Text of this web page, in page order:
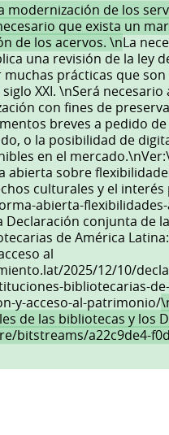
modernización de los
que exista un
de los acervos. \nLa
una revisión de la ley
prácticas que
XXI. \nSerá necesario
con fines de
breves a pedido
o la posibilidad de
en el
abierta sobre
culturales y el interés
abierta-
conjunta de
de América
al
2025/12/10/
bibliotecarias-
y-acceso-al-patrimonio/
de las bibliotecas y los
a22c9de4-